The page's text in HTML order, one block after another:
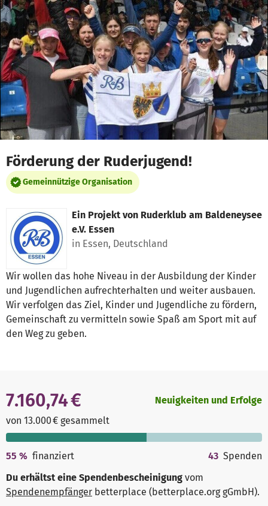
Zum Hauptinhalt springen
Erklärung zur Barrierefreiheit anzeigen
Förderung der Ruderjugend!
Gemeinnützige Organisation
Ein Projekt von Ruderklub am Baldeneysee
e.V. Essen
in Essen, Deutschland
Wir wollen das hohe Niveau in der Ausbildung der Kinder
und Jugendlichen aufrechterhalten und weiter ausbauen.
Wir verfolgen das Ziel, Kinder und Jugendliche zu fördern,
Gemeinschaft zu vermitteln sowie Spaß am Sport mit auf
den Weg zu geben.
7.160,74 €
von 13.000 € gesammelt
Neuigkeiten und Erfolge
55 % finanziert 43 Spenden
Du erhältst eine Spendenbescheinigung vom
Spendenempfänger betterplace (betterplace.org gGmbH).